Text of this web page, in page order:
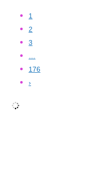
1
2
3
…
176
›